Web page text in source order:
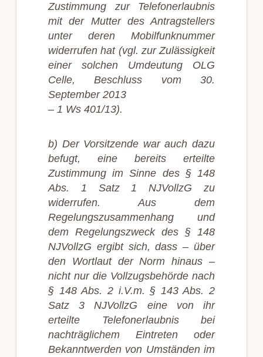
Zustimmung zur Telefonerlaubnis
mit der Mutter des Antragstellers
unter deren Mobilfunknummer
widerrufen hat (vgl. zur Zulässigkeit
einer solchen Umdeutung OLG
Celle, Beschluss vom 30.
September 2013
– 1 Ws 401/13).
b) Der Vorsitzende war auch dazu
befugt, eine bereits erteilte
Zustimmung im Sinne des § 148
Abs. 1 Satz 1 NJVollzG zu
widerrufen. Aus dem
Regelungszusammenhang und
dem Regelungszweck des § 148
NJVollzG ergibt sich, dass – über
den Wortlaut der Norm hinaus –
nicht nur die Vollzugsbehörde nach
§ 148 Abs. 2 i.V.m. § 143 Abs. 2
Satz 3 NJVollzG eine von ihr
erteilte Telefonerlaubnis bei
nachträglichem Eintreten oder
Bekanntwerden von Umständen im